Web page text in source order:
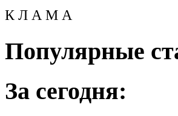
К Л А М А
Популярные
За сегодня: